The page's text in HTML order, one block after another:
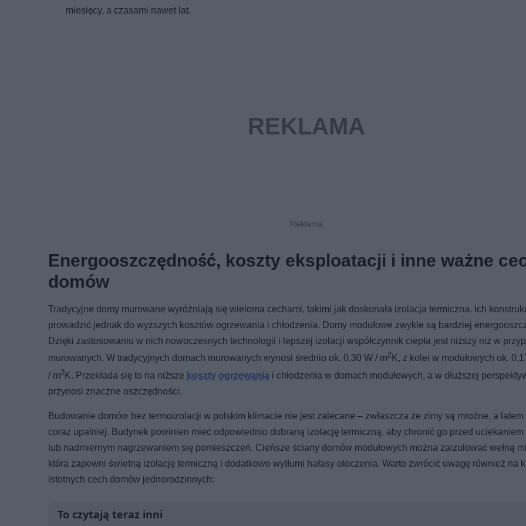
miesięcy, a czasami nawet lat.
Energooszczędność, koszty eksploatacji i inne ważne
domów
Tradycyjne domy murowane wyróżniają się wieloma cechami, takimi jak doskonała izolacja termiczna. Ich
prowadzić jednak do wyższych kosztów ogrzewania i chłodzenia. Domy modułowe zwykle są bardziej
Dzięki zastosowaniu w nich nowoczesnych technologii i lepszej izolacji współczynnik ciepła jest niższy niż w
murowanych. W tradycyjnych domach murowanych wynosi średnio ok. 0,30 W / m2 K, z kolei w modułowych ok.
/ m2K. Przekłada się to na niższe koszty ogrzewania i chłodzenia w domach modułowych, a w dłuższej
przynosi znaczne oszczędności.
Budowanie domów bez termoizolacji w polskim klimacie nie jest zalecane – zwłaszcza że zimy są mroźne, a latem
coraz upalniej. Budynek powinien mieć odpowiednio dobraną izolację termiczną, aby chronić go przed uciekaniem
lub nadmiernym nagrzewaniem się pomieszczeń. Cieńsze ściany domów modułowych można zaizolować wełną
która zapewni świetną izolację termiczną i dodatkowo wytłumi hałasy otoczenia. Warto zwrócić uwagę również na
istotnych cech domów jednorodzinnych:
To czytają teraz inni